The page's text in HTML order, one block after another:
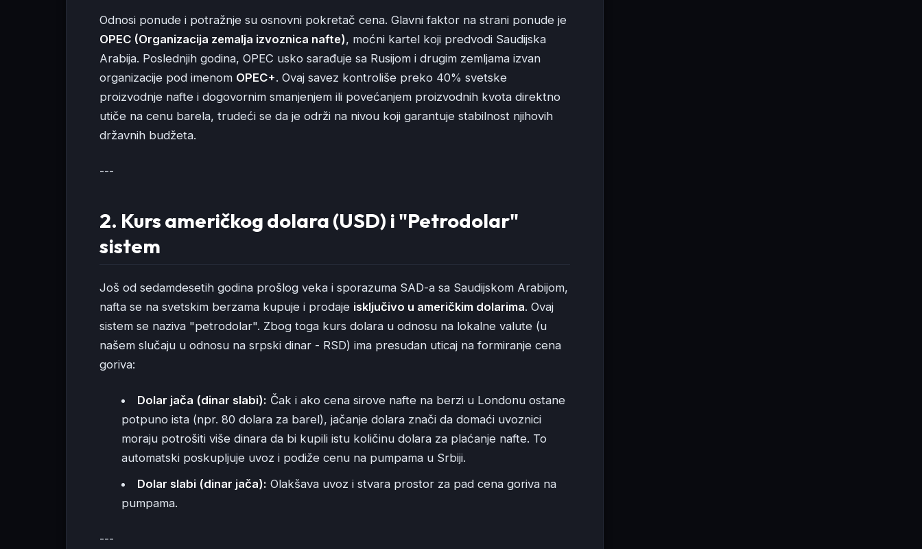
Odnosi ponude i potražnje su osnovni pokretač cena. Glavni faktor na strani ponude je
OPEC (Organizacija zemalja izvoznica nafte), moćni kartel koji predvodi Saudijska
Arabija. Poslednjih godina, OPEC usko sarađuje sa Rusijom i drugim zemljama izvan
organizacije pod imenom OPEC+. Ovaj savez kontroliše preko 40% svetske
proizvodnje nafte i dogovornim smanjenjem ili povećanjem proizvodnih kvota direktno
utiče na cenu barela, trudeći se da je održi na nivou koji garantuje stabilnost njihovih
državnih budžeta.
---
2. Kurs američkog dolara (USD) i "Petrodolar"
sistem
Još od sedamdesetih godina prošlog veka i sporazuma SAD-a sa Saudijskom Arabijom,
nafta se na svetskim berzama kupuje i prodaje isključivo u američkim dolarima. Ovaj
sistem se naziva "petrodolar". Zbog toga kurs dolara u odnosu na lokalne valute (u
našem slučaju u odnosu na srpski dinar - RSD) ima presudan uticaj na formiranje cena
goriva:
Dolar jača (dinar slabi): Čak i ako cena sirove nafte na berzi u Londonu ostane
potpuno ista (npr. 80 dolara za barel), jačanje dolara znači da domaći uvoznici
moraju potrošiti više dinara da bi kupili istu količinu dolara za plaćanje nafte. To
automatski poskupljuje uvoz i podiže cenu na pumpama u Srbiji.
Dolar slabi (dinar jača): Olakšava uvoz i stvara prostor za pad cena goriva na
pumpama.
---